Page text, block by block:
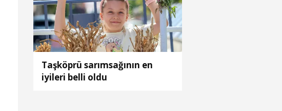
Taşköprü sarımsağının en
iyileri belli oldu